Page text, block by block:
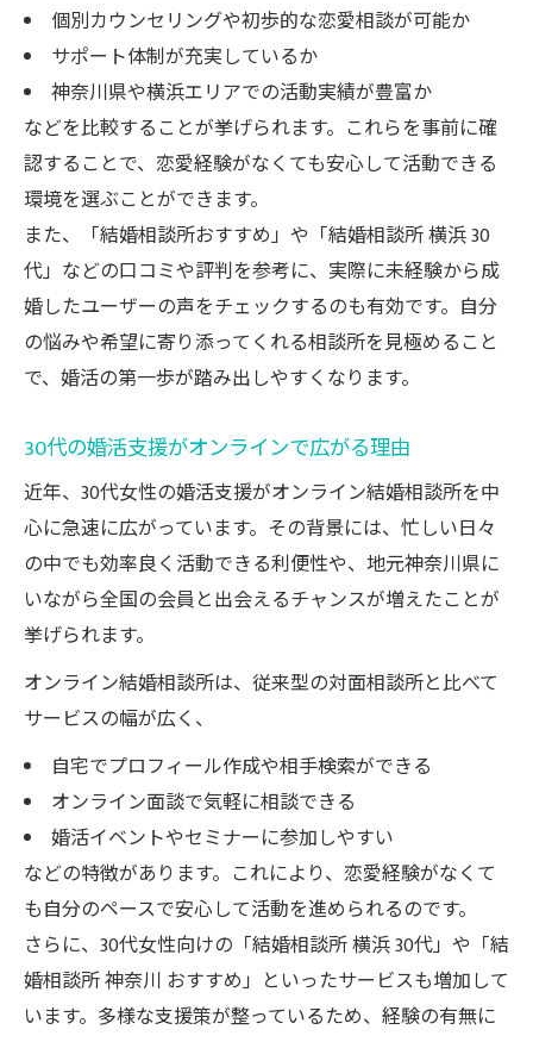
自分らしく婚活ができる方法を徹底解説
30代女性が自分らしく婚活するための心得
恋愛経験なしでも自然体で活動できる工夫
オンライン婚活で自分らしさを伝える方法
30代女性に向けた安心の自己開示テクニッ
ク
婚活を楽しむための心構えと実践ポイント
個別カウンセリングや初歩的な恋愛相談が可能か
サポート体制が充実しているか
神奈川県や横浜エリアでの活動実績が豊富か
などを比較することが挙げられます。これらを事前に確
認することで、恋愛経験がなくても安心して活動できる
環境を選ぶことができます。
また、「結婚相談所おすすめ」や「結婚相談所 横浜 30
代」などの口コミや評判を参考に、実際に未経験から成
婚したユーザーの声をチェックするのも有効です。自分
の悩みや希望に寄り添ってくれる相談所を見極めること
で、婚活の第一歩が踏み出しやすくなります。
30代の婚活支援がオンラインで広がる理由
近年、30代女性の婚活支援がオンライン結婚相談所を中
心に急速に広がっています。その背景には、忙しい日々
の中でも効率良く活動できる利便性や、地元神奈川県に
いながら全国の会員と出会えるチャンスが増えたことが
挙げられます。
オンライン結婚相談所は、従来型の対面相談所と比べて
サービスの幅が広く、
自宅でプロフィール作成や相手検索ができる
オンライン面談で気軽に相談できる
婚活イベントやセミナーに参加しやすい
などの特徴があります。これにより、恋愛経験がなくて
も自分のペースで安心して活動を進められるのです。
さらに、30代女性向けの「結婚相談所 横浜 30代」や「結
婚相談所 神奈川 おすすめ」といったサービスも増加して
います。多様な支援策が整っているため、経験の有無に